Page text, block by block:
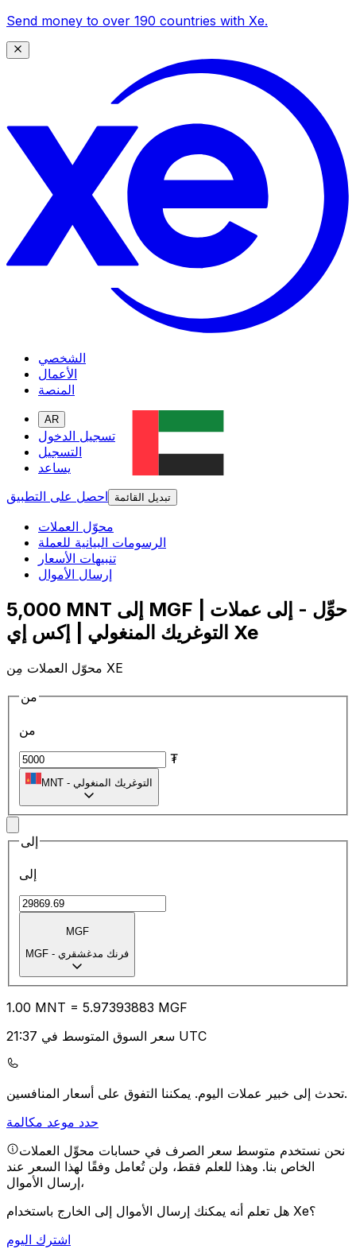
Send money to over 190 countries with Xe.
الشخصي
الأعمال
المنصة
AR
تسجيل الدخول
التسجيل
يساعد
احصل على التطبيق
تبديل القائمة
محوّل العملات
الرسومات البيانية للعملة
تنبيهات الأسعار
إرسال الأموال
5,000 MNT إلى MGF | حوِّل - إلى عملات
التوغريك المنغولي | إكس إي Xe
محوّل العملات مِن XE
من
من
₮
MNT - التوغريك المنغولي
إلى
إلى
MGF
MGF - فرنك مدغشقري
1.00 MNT = 5.97393883 MGF
سعر السوق المتوسط في 21:37 UTC
تحدث إلى خبير عملات اليوم.يمكننا التفوق على أسعار المنافسين.
حدد موعد مكالمة
نحن نستخدم متوسط سعر الصرف في حسابات محوِّل العملات
الخاص بنا. وهذا للعلم فقط، ولن تُعامل وفقًا لهذا السعر عند
إرسال الأموال،
هل تعلم أنه يمكنك إرسال الأموال إلى الخارج باستخدام Xe؟
اشترك اليوم